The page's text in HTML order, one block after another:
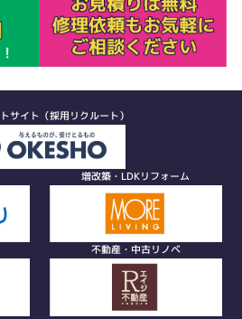
サイト（採用リクルート）
増改築・LDKリフォーム
不動産・中古リノベ